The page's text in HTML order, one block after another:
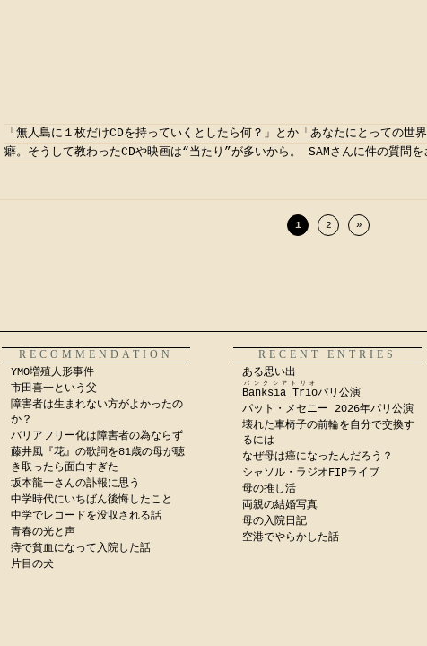
「無人島に１枚だけCDを持っていくとしたら何？」とか「あなたにとっての世
癖。そうして教わったCDや映画は“当たり”が多いから。 SAMさんに件の質問
1 2 »
RECOMMENDATION
YMO増殖人形事件
市田喜一という父
障害者は生まれない方がよかったの
か？
バリアフリー化は障害者の為ならず
藤井風『花』の歌詞を81歳の母が聴
き取ったら面白すぎた
坂本龍一さんの訃報に思う
中学時代にいちばん後悔したこと
中学でレコードを没収される話
青春の光と声
痔で貧血になって入院した話
片目の犬
RECENT ENTRIES
ある思い出
Banksia Trio
バンクシアトリオ
パリ公演
パット・メセニー 2026年パリ公演
壊れた車椅子の前輪を自分で交換す
るには
なぜ母は癌になったんだろう？
シャソル・ラジオFIPライブ
母の推し活
両親の結婚写真
母の入院日記
空港でやらかした話